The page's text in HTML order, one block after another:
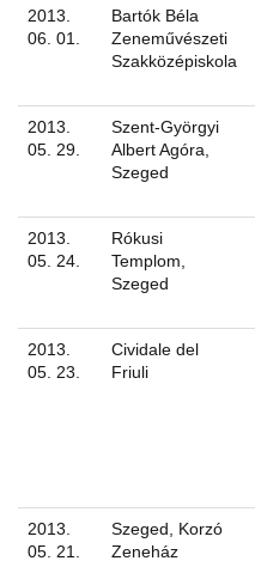
2013.
06. 01.
Bartók Béla
Zeneművészeti
Szakközépiskola
2013.
05. 29.
Szent-Györgyi
Albert Agóra,
Szeged
2013.
05. 24.
Rókusi
Templom,
Szeged
2013.
05. 23.
Cividale del
Friuli
2013.
05. 21.
Szeged, Korzó
Zeneház